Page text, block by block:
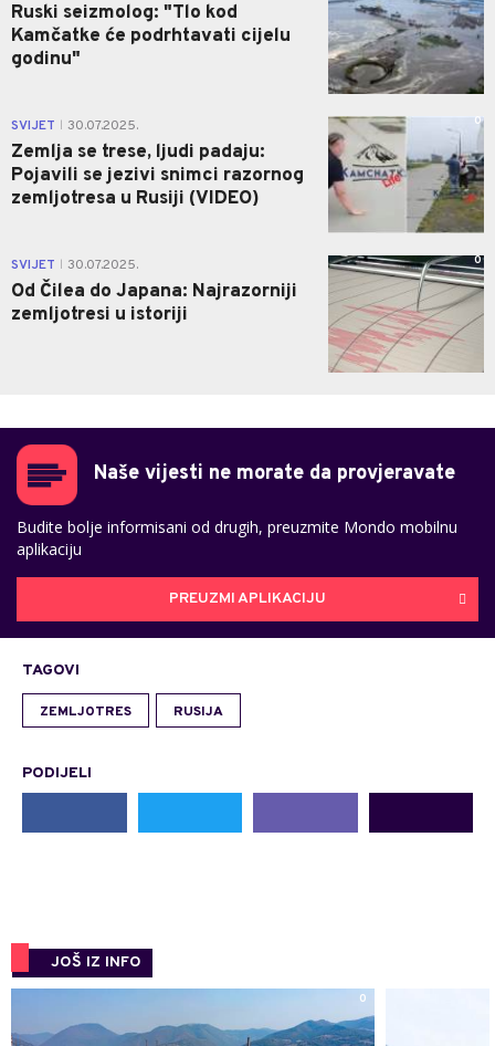
Ruski seizmolog: "Tlo kod
Kamčatke će podrhtavati cijelu
godinu"
SVIJET 30.07.2025.
Zemlja se trese, ljudi padaju:
Pojavili se jezivi snimci razornog
zemljotresa u Rusiji (VIDEO)
0
SVIJET 30.07.2025.
Od Čilea do Јapana: Najrazorniji
zemljotresi u istoriji
0
Naše vijesti ne morate da provjeravate
Budite bolje informisani od drugih, preuzmite Mondo mobilnu
aplikaciju
PREUZMI APLIKACIJU
TAGOVI
ZEMLJOTRES RUSIJA
PODIJELI
JOŠ IZ INFO
0